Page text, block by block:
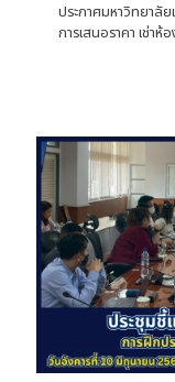
ประกาศมหาวิทยาลั
การเสนอราคา เช่า